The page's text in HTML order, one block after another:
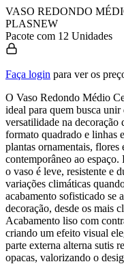
VASO REDONDO
PLASNEW
Pacote com 12 Unidades
Faça login para ver os
O Vaso Redondo Médio
ideal para quem busca
versatilidade na decoração
formato quadrado e linhas
plantas ornamentais,
contemporâneo ao
o vaso é leve, resistente e
variações climáticas
acabamento sofisticado se
decoração, desde os mais
Acabamento liso com
criando um efeito visual
parte externa alterna sutis
opacas, valorizando o